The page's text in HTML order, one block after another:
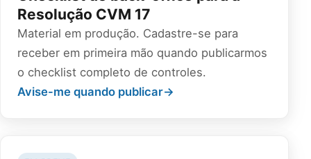
Resolução CVM 17
Material em produção. Cadastre-se para
receber em primeira mão quando publicarmos
o checklist completo de controles.
Avise-me quando publicar→